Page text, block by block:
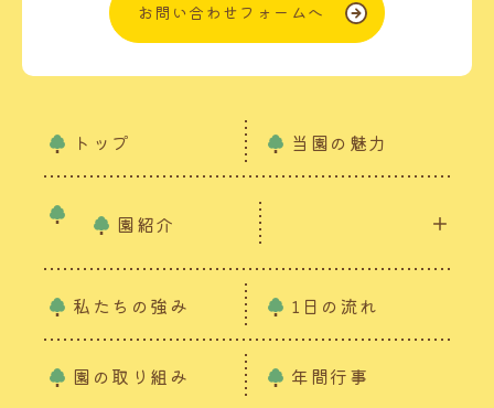
お問い合わせフォームへ
トップ 当園の魅力
園紹介
私たちの強み 1日の流れ
園の取り組み 年間行事